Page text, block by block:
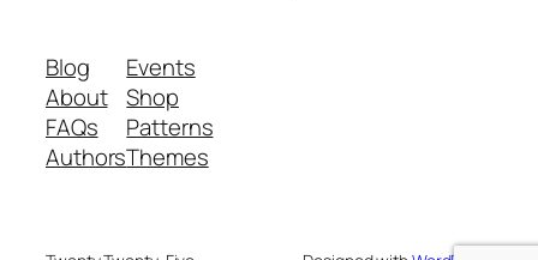
Blog
About
FAQs
Authors
Events
Shop
Patterns
Themes